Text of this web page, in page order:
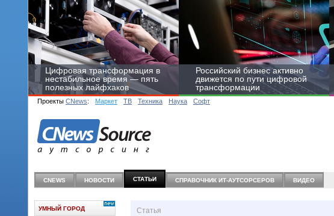
Цифровая трансформация в
нестабильное время — пять
полезных лайфхаков
Российский бизнес активно
движется по пути цифровой
трансформации
Проекты CNews: Маркет ТВ Техника Наука Софт
CNEWS НОВОСТИ СТАТЬИ СПРАВОЧНИК ИТ-АУТСОРCЕРОВ ВИДЕО
Статья
УМНЫЙ ГОРОД